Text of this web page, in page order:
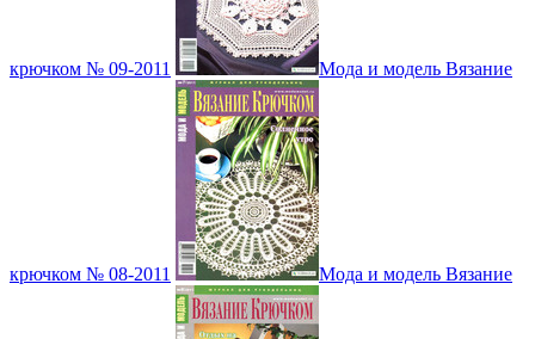
крючком № 09-2011 Мода и модель Вязание
крючком № 08-2011 Мода и модель Вязание